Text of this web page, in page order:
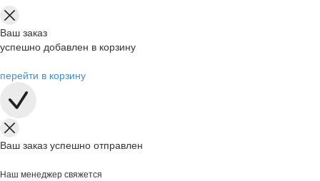
Ваш заказ
успешно добавлен в корзину
перейти в корзину
Ваш заказ успешно отправлен
Наш менеджер свяжется